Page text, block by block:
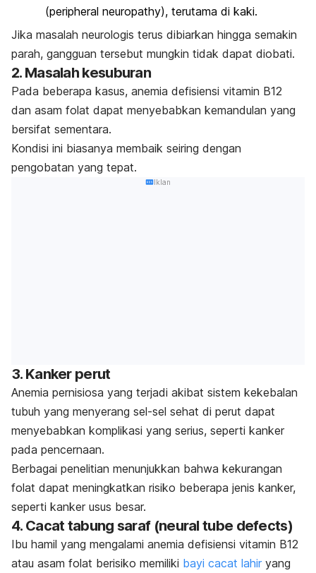
(peripheral neuropathy), terutama di kaki.
Jika masalah neurologis terus dibiarkan hingga semakin
parah, gangguan tersebut mungkin tidak dapat diobati.
2. Masalah kesuburan
Pada beberapa kasus, anemia defisiensi vitamin B12
dan asam folat dapat menyebabkan kemandulan yang
bersifat sementara.
Kondisi ini biasanya membaik seiring dengan
pengobatan yang tepat.
Iklan
3. Kanker perut
Anemia pernisiosa yang terjadi akibat sistem kekebalan
tubuh yang menyerang sel-sel sehat di perut dapat
menyebabkan komplikasi yang serius, seperti kanker
pada pencernaan.
Berbagai penelitian menunjukkan bahwa kekurangan
folat dapat meningkatkan risiko beberapa jenis kanker,
seperti kanker usus besar.
4. Cacat tabung saraf (neural tube defects)
Ibu hamil yang mengalami anemia defisiensi vitamin B12
atau asam folat berisiko memiliki bayi cacat lahir yang